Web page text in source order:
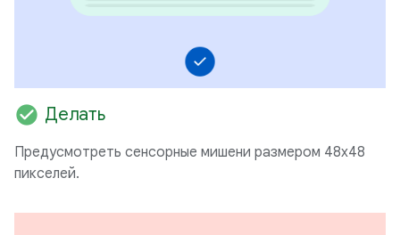
check_circle Делать
Предусмотреть сенсорные мишени размером 48x48
пикселей.